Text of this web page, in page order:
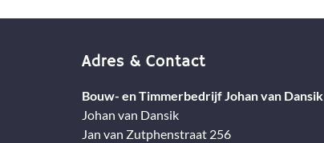
Adres & Contact
Bouw- en Timmerbedrijf Johan van Dansik
Johan van Dansik
Jan van Zutphenstraat 256